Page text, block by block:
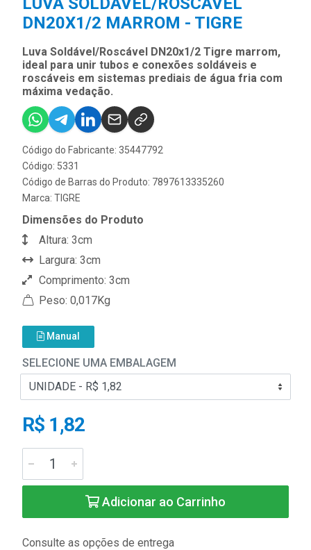
DN20X1/2 MARROM - TIGRE
Luva Soldável/Roscável DN20x1/2 Tigre marrom,
ideal para unir tubos e conexões soldáveis e
roscáveis em sistemas prediais de água fria com
máxima vedação.
Código do Fabricante: 35447792
Código: 5331
Código de Barras do Produto: 7897613335260
Marca: TIGRE
Dimensões do Produto
Altura: 3cm
Largura: 3cm
Comprimento: 3cm
Peso: 0,017Kg
Manual
SELECIONE UMA EMBALAGEM
R$ 1,82
Adicionar ao Carrinho
Consulte as opções de entrega